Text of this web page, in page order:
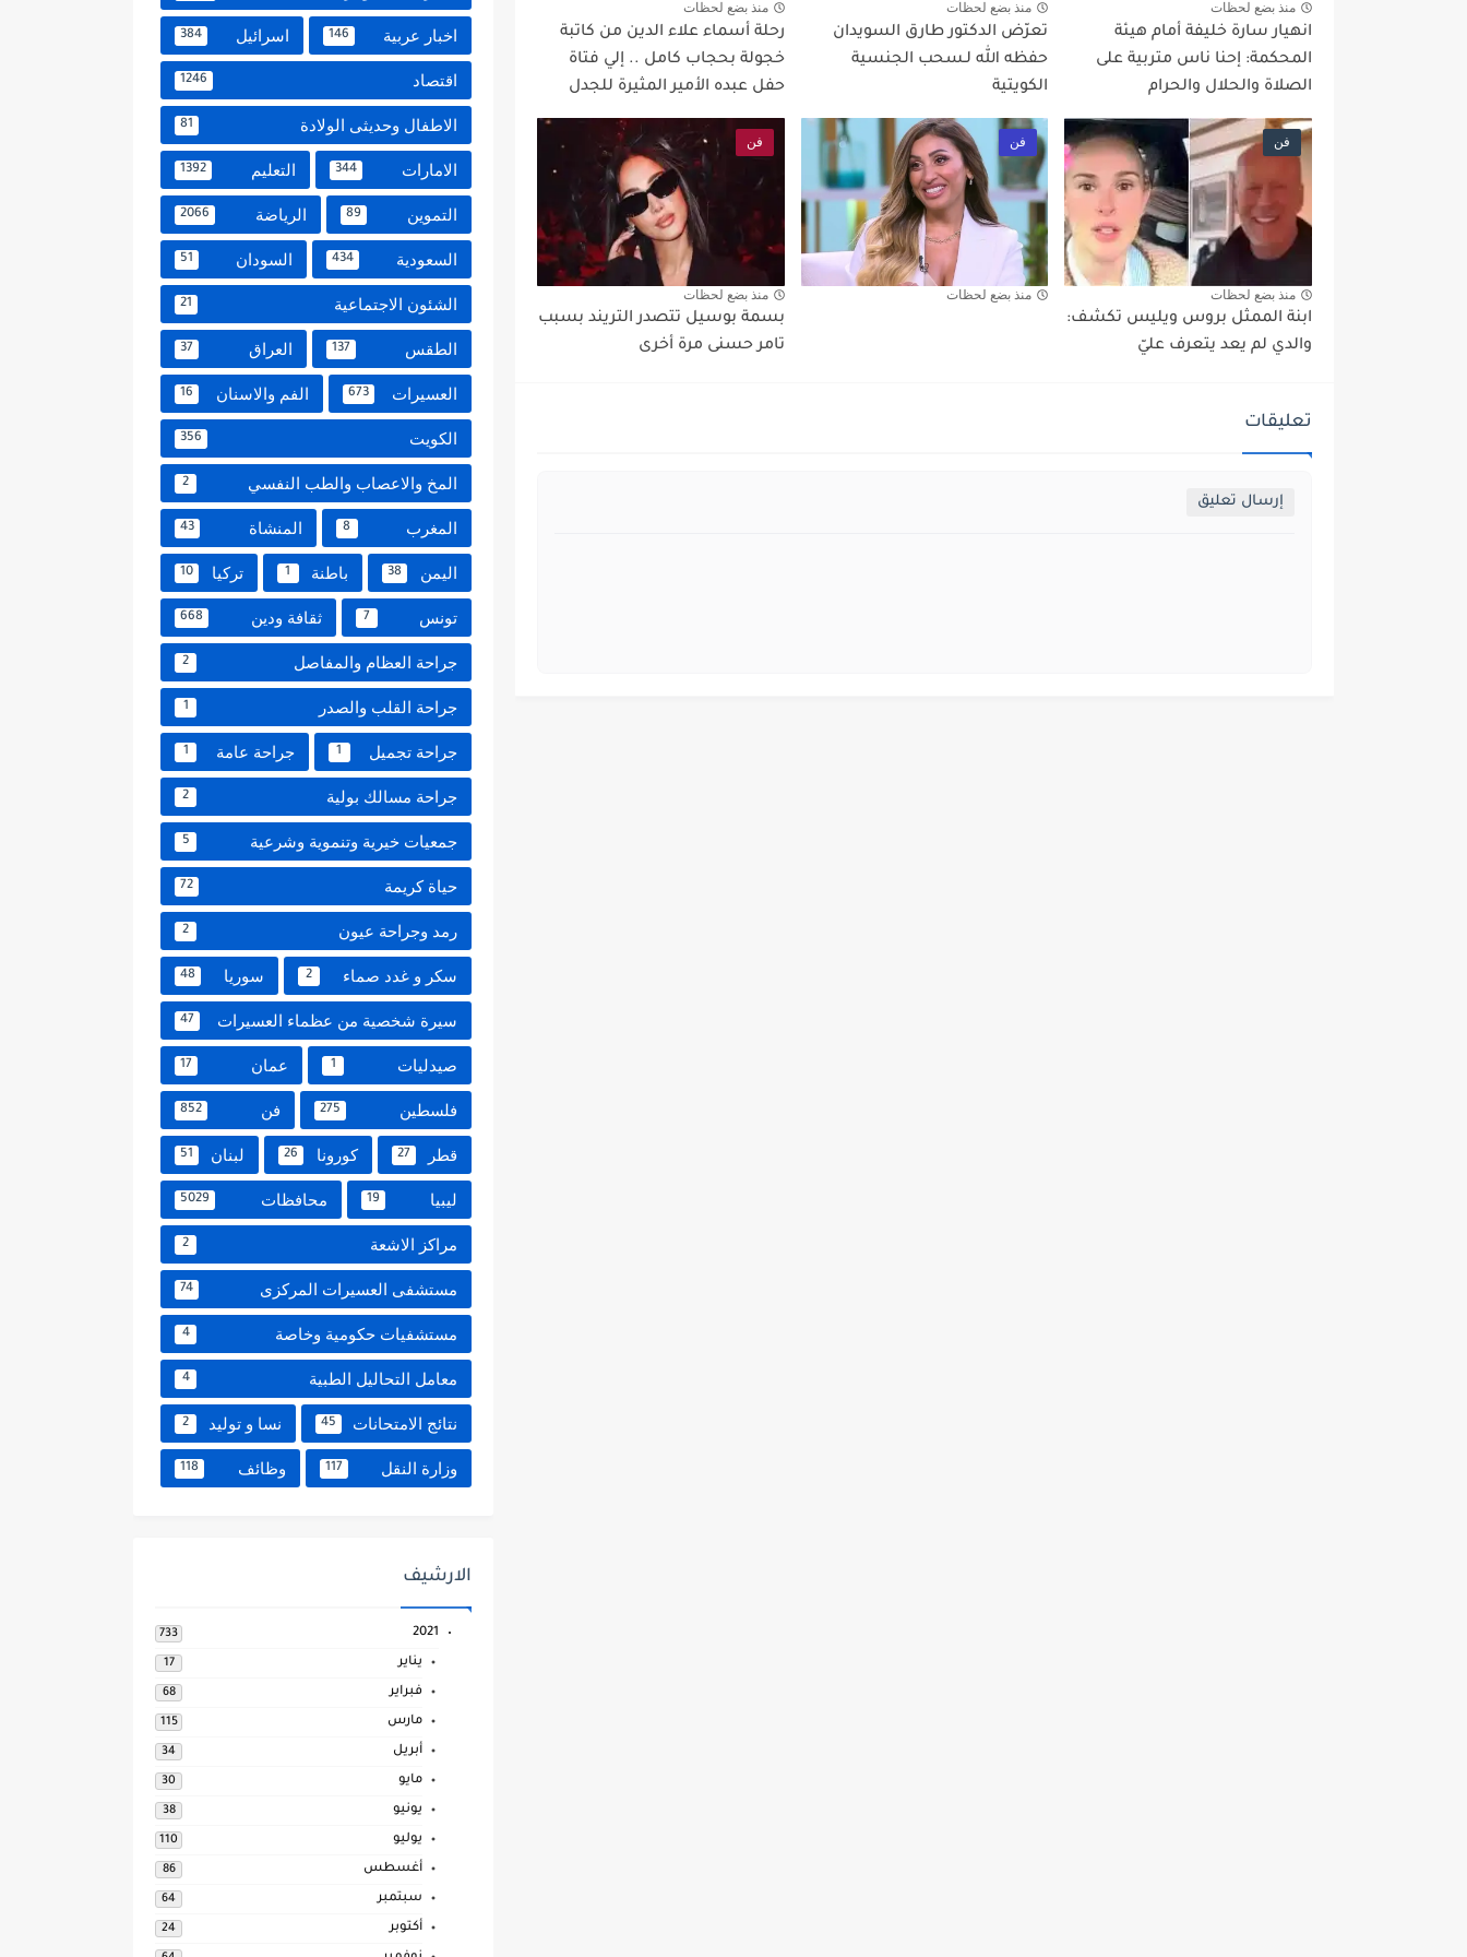
منذ بضع لحظات
انهيار سارة خليفة أمام هيئة
المحكمة: إحنا ناس متربية على
الصلاة والحلال والحرام
منذ بضع لحظات
تعرّض الدكتور طارق السويدان
حفظه الله لـسحب الجنسية
الكويتية
منذ بضع لحظات
رحلة أسماء علاء الدين من كاتبة
خجولة بحجاب كامل .. إلي فتاة
حفل عبده الأمير المثيرة للجدل
فن
منذ بضع لحظات
ابنة الممثل بروس ويليس تكشف:
والدي لم يعد يتعرف عليّ
فن
منذ بضع لحظات
فن
منذ بضع لحظات
بسمة بوسيل تتصدر التريند بسبب
تامر حسنى مرة أخرى
تعليقات
إرسال تعليق
اخبار عربية 146 اسرائيل 384
اقتصاد 1246
الاطفال وحديثى الولادة 81
الامارات 344 التعليم 1392
التموين 89 الرياضة 2066
السعودية 434 السودان 51
الشئون الاجتماعية 21
الطقس 137 العراق 37
العسيرات 673 الفم والاسنان 16
الكويت 356
المخ والاعصاب والطب النفسي 2
المغرب 8 المنشاة 43
اليمن 38 باطنة 1 تركيا 10
تونس 7 ثقافة ودين 668
جراحة العظام والمفاصل 2
جراحة القلب والصدر 1
جراحة تجميل 1 جراحة عامة 1
جراحة مسالك بولية 2
جمعيات خيرية وتنموية وشرعية 5
حياة كريمة 72
رمد وجراحة عيون 2
سكر و غدد صماء 2 سوريا 48
سيرة شخصية من عظماء العسيرات 47
صيدليات 1 عمان 17
فلسطين 275 فن 852
قطر 27 كورونا 26 لبنان 51
ليبيا 19 محافظات 5029
مراكز الاشعة 2
مستشفى العسيرات المركزى 74
مستشفيات حكومية وخاصة 4
معامل التحاليل الطبية 4
نتائج الامتحانات 45 نسا و توليد 2
وزارة النقل 117 وظائف 118
الارشيف
2021
733
يناير 17
فبراير 68
مارس 115
أبريل 34
مايو 30
يونيو 38
يوليو 110
أغسطس 86
سبتمبر 64
أكتوبر 24